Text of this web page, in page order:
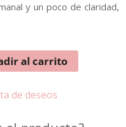
y un poco de claridad,
al carrito
de deseos